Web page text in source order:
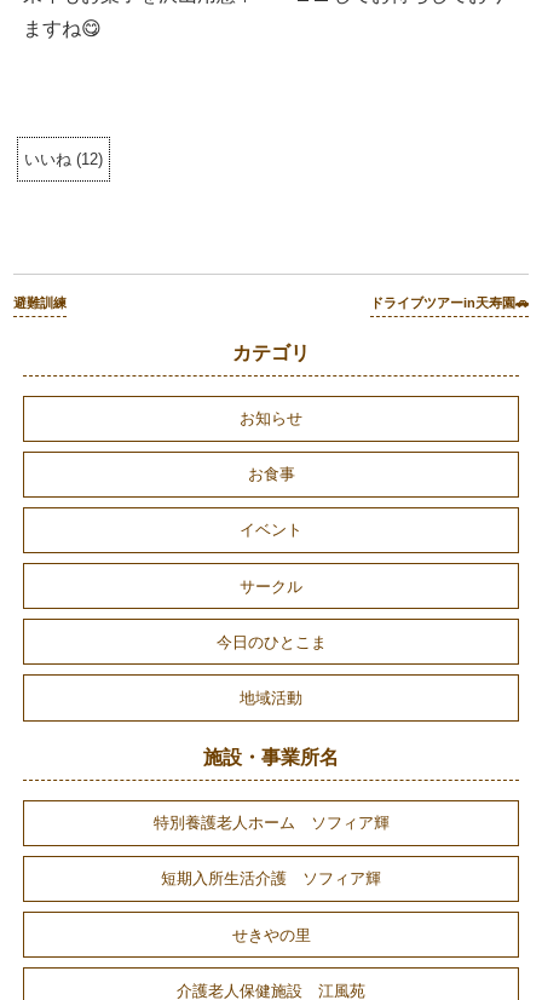
ますね😋
いいね (12)
避難訓練 ドライブツアーin天寿園🚗
カテゴリ
お知らせ
お食事
イベント
サークル
今日のひとこま
地域活動
施設・事業所名
特別養護老人ホーム ソフィア輝
短期入所生活介護 ソフィア輝
せきやの里
介護老人保健施設 江風苑